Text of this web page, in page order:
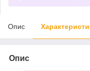
Опис
Опис